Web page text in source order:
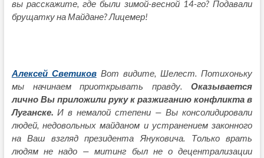
вы расскажите, где были зимой-весной 14-го? Подавали
брущатку на Майдане? Лицемер!
Алексей СветиковВот видите, Шелест. Потихоньку
мы начинаем приоткрывать правду.Оказывается
лично Вы приложили руку к разжиганию конфликта в
Луганске.И в немалой степени — Вы консолидировали
людей, недовольных майданом и устранением законного
на Ваш взгляд президента Януковича. Только врать
людям не надо — митинг был не о децентрализации